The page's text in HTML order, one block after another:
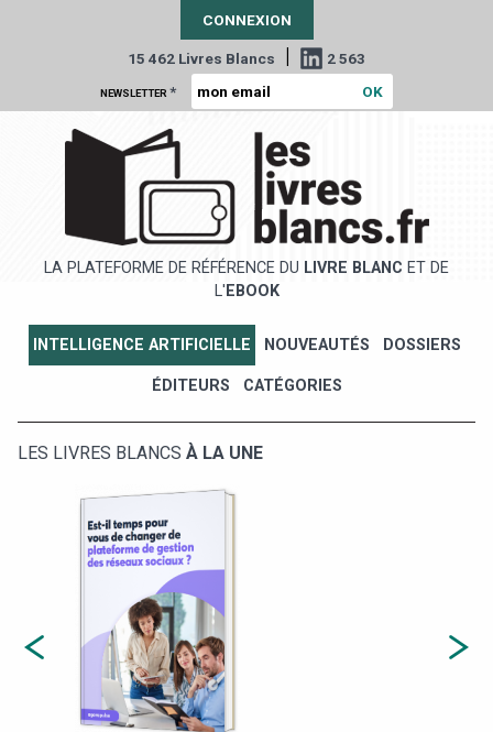
CONNEXION
15 462 Livres Blancs | 2 563
NEWSLETTER *
LA PLATEFORME DE RÉFÉRENCE DU LIVRE BLANC ET DE
L' EBOOK
INTELLIGENCE ARTIFICIELLE NOUVEAUTÉS DOSSIERS
ÉDITEURS CATÉGORIES
LES LIVRES BLANCS À LA UNE